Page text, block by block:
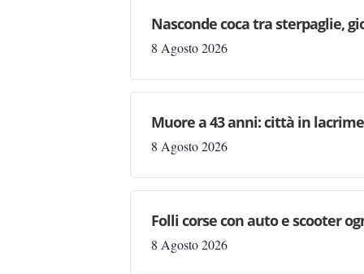
Nasconde coca tra sterpaglie,
8 Agosto 2026
Muore a 43 anni: città in
8 Agosto 2026
Folli corse con auto e scooter
8 Agosto 2026